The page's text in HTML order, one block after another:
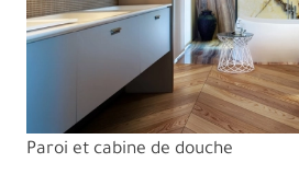
Paroi et cabine de douche